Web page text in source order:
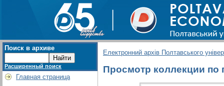
Поиск в архиве
Расширенный поиск
Главная страница
Електронний архів Полтавського
Просмотр коллекции по